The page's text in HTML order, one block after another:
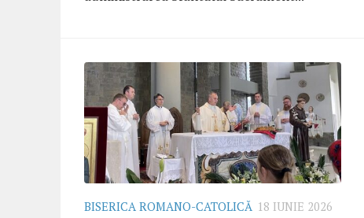
BISERICA ROMANO-CATOLICĂ 18 IUNIE 2026